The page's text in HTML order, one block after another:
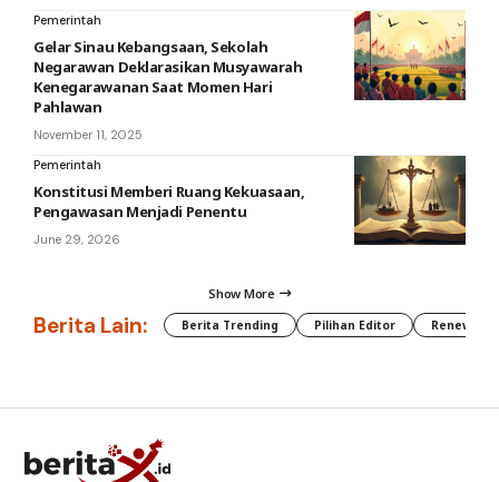
Pemerintah
Gelar Sinau Kebangsaan, Sekolah
Negarawan Deklarasikan Musyawarah
Kenegarawanan Saat Momen Hari
Pahlawan
November 11, 2025
Pemerintah
Konstitusi Memberi Ruang Kekuasaan,
Pengawasan Menjadi Penentu
June 29, 2026
Show More
Berita Lain: Berita Trending Pilihan Editor